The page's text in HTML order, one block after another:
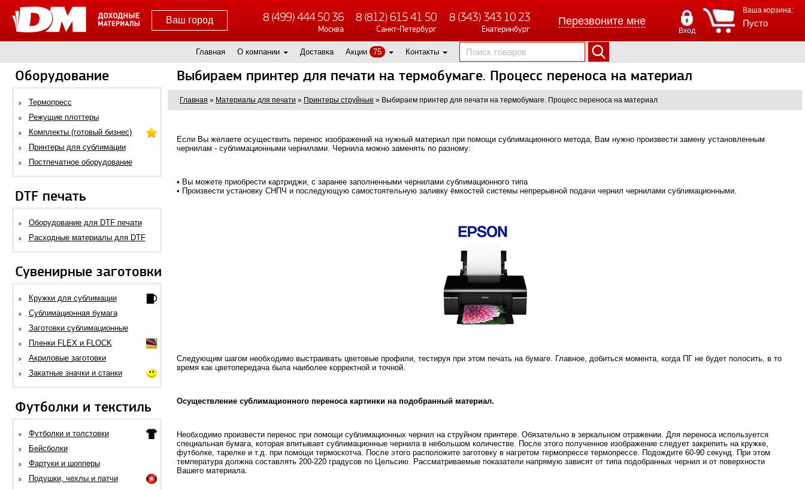
Ваш город 8 (499) 444 50 36
Москва
8 (812) 615 41 50
Санкт-Петербург
8 (343) 343 10 23
Екатеринбург
Перезвоните мне
Ваша корзина:
Пусто
Вход
Главная О компании Доставка Акции 75 Контакты
Оборудование
Термопресс
Режущие плоттеры
Комплекты (готовый бизнес)
Принтеры для сублимации
Постпечатное оборудование
DTF печать
Оборудование для DTF печати
Расходные материалы для DTF
Сувенирные заготовки
Кружки для сублимации
Сублимационная бумага
Заготовки сублимационные
Пленки FLEX и FLOCK
Акриловые заготовки
Закатные значки и станки
Футболки и текстиль
Футболки и толстовки
Бейсболки
Фартуки и шопперы
Подушки, чехлы и патчи
Выбираем принтер для печати на термобумаге. Процесс переноса на материал
Главная » Материалы для печати » Принтеры струйные » Выбираем принтер для печати на термобумаге. Процесс переноса на материал
Если Вы желаете осуществить перенос изображений на нужный материал при помощи сублимационного метода, Вам нужно произвести замену установленным
чернилам - сублимационными чернилами. Чернила можно заменять по разному:
• Вы можете приобрести картриджи, с заранее заполненными чернилами сублимационного типа
• Произвести установку СНПЧ и последующую самостоятельную заливку ёмкостей системы непрерывной подачи чернил чернилами сублимационными.
Следующим шагом необходимо выстраивать цветовые профили, тестируя при этом печать на бумаге. Главное, добиться момента, когда ПГ не будет полосить, в то
время как цветопередача была наиболее корректной и точной.
Осуществление сублимационного переноса картинки на подобранный материал.
Необходимо произвести перенос при помощи сублимационных чернил на струйном принтере. Обязательно в зеркальном отражении. Для переноса используется
специальная бумага, которая впитывает сублимационные чернила в небольшом количестве. После этого полученное изображение следует закрепить на кружке,
футболке, тарелке и т.д. при помощи термоскотча. После этого расположите заготовку в нагретом термопрессе термопрессе. Подождите 60-90 секунд. При этом
температура должна составлять 200-220 градусов по Цельсию. Рассматриваемые показатели напрямую зависят от типа подобранных чернил и от поверхности
Вашего материала.